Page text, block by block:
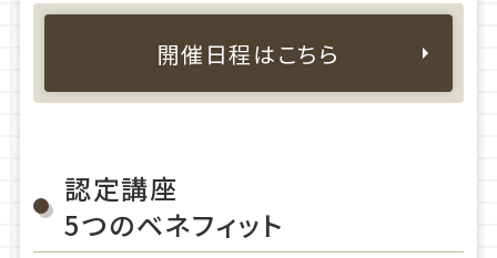
開催日程はこちら
認定講座
5つのベネフィット